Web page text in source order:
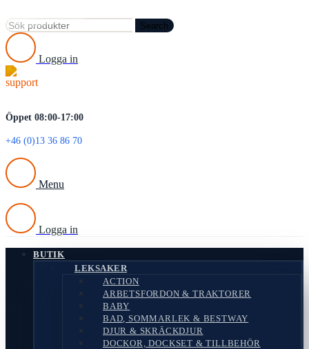
Search
Logga in
Öppet 08:00-17:00
+46 (0)13 36 86 70
Menu
Logga in
BUTIK
LEKSAKER
ACTION
ARBETSFORDON & TRAKTORER
BABY
BAD, SOMMARLEK & BESTWAY
DJUR & SKRÄCKDJUR
DOCKOR, DOCKSET & TILLBEHÖR